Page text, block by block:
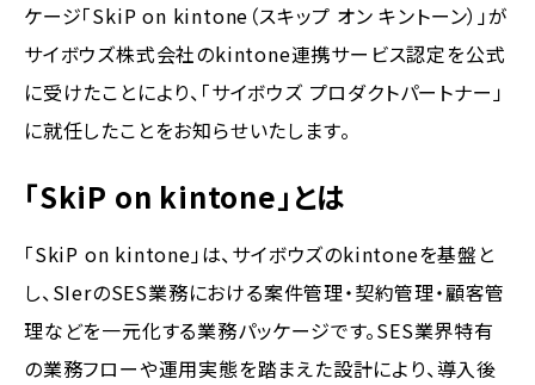
ケージ「SkiP on kintone（スキップ オン キントーン）」が
サイボウズ株式会社のkintone連携サービス認定を公式
に受けたことにより、「サイボウズ プロダクトパートナー」
に就任したことをお知らせいたします。
「SkiP on kintone」とは
「SkiP on kintone」は、サイボウズのkintoneを基盤と
し、SIerのSES業務における案件管理・契約管理・顧客管
理などを一元化する業務パッケージです。SES業界特有
の業務フローや運用実態を踏まえた設計により、導入後